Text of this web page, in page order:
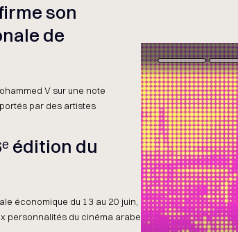
son
de
V sur une note
par des artistes
édition du
économique du 13 au 20 juin,
personnalités du cinéma arabe